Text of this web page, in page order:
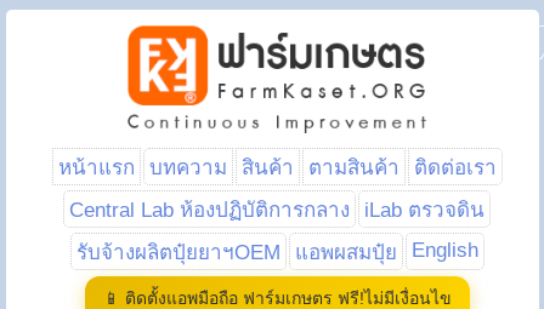
หน้าแรก บทความ สินค้า ตามสินค้า
ติดต่อเรา
Central Lab ห้องปฏิบัติการกลาง
iLab ตรวจดิน
รับจ้างผลิตปุ๋ยยาฯOEM
แอพผสมปุ๋ย English
📱 ติดตั้งแอพมือถือ ฟาร์มเกษตร ฟรี!ไม่มีเงื่อนไข